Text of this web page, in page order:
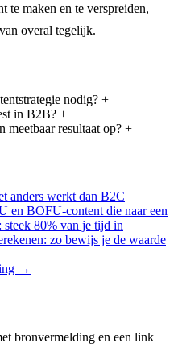
te maken en te verspreiden,
overal tegelijk.
nodig? +
in B2B? +
meetbaar resultaat op? +
anders werkt dan B2C
en BOFU-content die naar een
80% van je tijd in
zo bewijs je de waarde
→
bronvermelding en een link